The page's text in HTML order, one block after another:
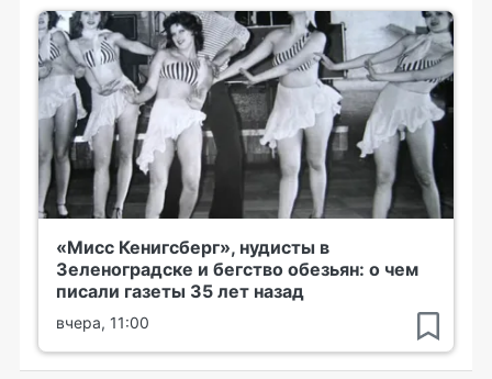
«Мисс Кенигсберг», нудисты в
Зеленоградске и бегство обезьян: о чем
писали газеты 35 лет назад
вчера, 11:00